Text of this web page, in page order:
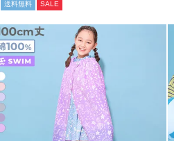
送料無料 SALE